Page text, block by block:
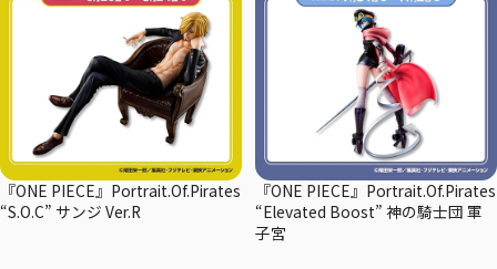
『ONE PIECE』Portrait.Of.Pirates
“S.O.C” サンジ Ver.R
『ONE PIECE』Portrait.Of.Pirates
“Elevated Boost” 神の騎士団 軍
子宮